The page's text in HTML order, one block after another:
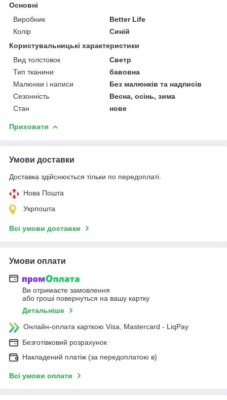
Основні
Виробник
Better Life
Колір
Синій
Користувальницькі характеристики
Вид толстовок
Светр
Тип тканини
бавовна
Малюнки і написи
Без малюнків та надписів
Сезонність
Весна, осінь, зима
Стан
нове
Приховати
Умови доставки
Доставка здійснюється тільки по передоплаті.
Нова Пошта
Укрпошта
Всі умови доставки
Умови оплати
Ви отримаєте замовлення
або гроші повернуться на вашу картку
Детальніше
Онлайн-оплата карткою Visa, Mastercard - LiqPay
Безготівковий розрахунок
Накладений платіж (за передоплатою в)
Всі умови оплати